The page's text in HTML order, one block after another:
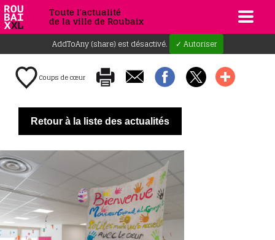
Toute l'actualité
de la ville de Roubaix
AddToAny (share) est désactivé. ✓ Autoriser
Coups de cœur
Retour à la liste des actualités